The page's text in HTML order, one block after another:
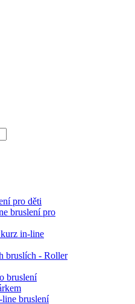
pro děti
bruslení pro
in-line
bruslích - Roller
bruslení
bruslení